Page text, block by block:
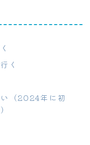
く
（2024年に初